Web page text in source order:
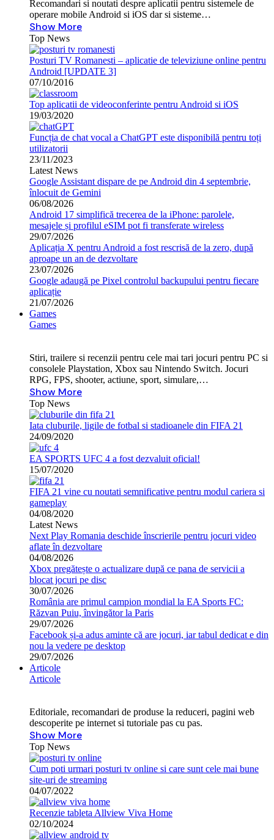
Recomandari si noutati despre aplicatii pentru sistemele de
operare mobile Android si iOS dar si sisteme…
Show More
Top News
Posturi TV Romanesti – aplicatie de televiziune online pentru
Android [UPDATE 3]
07/10/2016
Top aplicatii de videoconferinte pentru Android si iOS
19/03/2020
Funcția de chat vocal a ChatGPT este disponibilă pentru toți
utilizatorii
23/11/2023
Latest News
Google Assistant dispare de pe Android din 4 septembrie,
înlocuit de Gemini
06/08/2026
Android 17 simplifică trecerea de la iPhone: parolele,
mesajele și profilul eSIM pot fi transferate wireless
29/07/2026
Aplicația X pentru Android a fost rescrisă de la zero, după
aproape un an de dezvoltare
23/07/2026
Google adaugă pe Pixel controlul backupului pentru fiecare
aplicație
21/07/2026
Games
Games
Stiri, trailere si recenzii pentru cele mai tari jocuri pentru PC si
consolele Playstation, Xbox sau Nintendo Switch. Jocuri
RPG, FPS, shooter, actiune, sport, simulare,…
Show More
Top News
Iata cluburile, ligile de fotbal si stadioanele din FIFA 21
24/09/2020
EA SPORTS UFC 4 a fost dezvaluit oficial!
15/07/2020
FIFA 21 vine cu noutati semnificative pentru modul cariera si
gameplay
04/08/2020
Latest News
Next Play Romania deschide înscrierile pentru jocuri video
aflate în dezvoltare
04/08/2026
Xbox pregătește o actualizare după ce pana de servicii a
blocat jocuri pe disc
30/07/2026
România are primul campion mondial la EA Sports FC:
Răzvan Puiu, învingător la Paris
29/07/2026
Facebook și-a adus aminte că are jocuri, iar tabul dedicat e din
nou la vedere pe desktop
29/07/2026
Articole
Articole
Editoriale, recomandari de produse la reduceri, pagini web
descoperite pe internet si tutoriale pas cu pas.
Show More
Top News
Cum poti urmari posturi tv online si care sunt cele mai bune
site-uri de streaming
04/07/2022
Recenzie tableta Allview Viva Home
02/10/2024